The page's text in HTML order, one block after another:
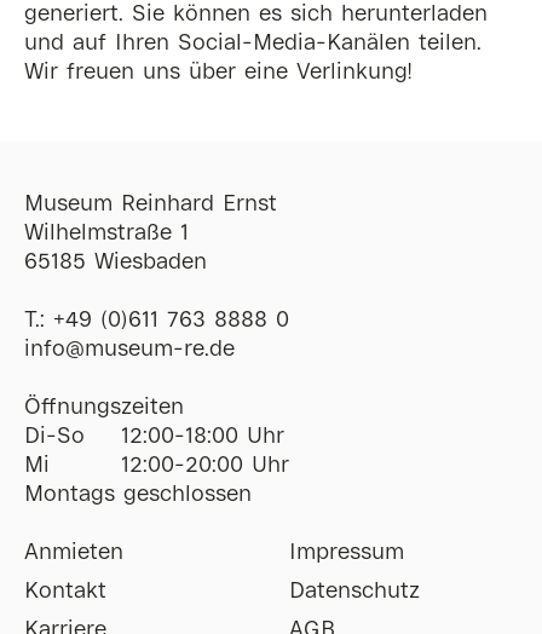
generiert. Sie können es sich herunterladen
und auf Ihren Social-Media-Kanälen teilen.
Wir freuen uns über eine Verlinkung!
Museum Reinhard Ernst
Wilhelmstraße 1
65185 Wiesbaden
T.: +49 (0)611 763 8888 0
ofni@museum-re de
Öffnungszeiten
Di-So
12:00-18:00 Uhr
Mi
12:00-20:00 Uhr
Montags geschlossen
Anmieten
Kontakt
Impressum
Datenschutz